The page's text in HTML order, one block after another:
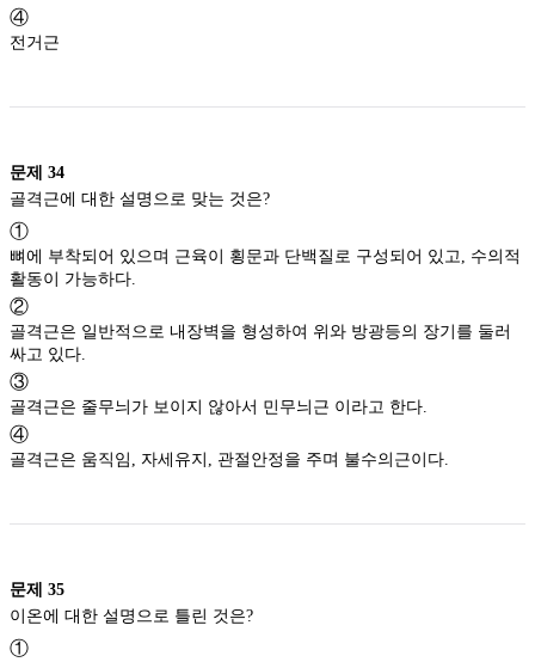
④
전거근
문제 34
①
뼈에 부착되어 있으며 근육이 횡문과 단백질로 구성되어 있고, 수의적
활동이 가능하다.
②
골격근은 일반적으로 내장벽을 형성하여 위와 방광등의 장기를 둘러
싸고 있다.
③
골격근은 줄무늬가 보이지 않아서 민무늬근 이라고 한다.
④
골격근은 움직임, 자세유지, 관절안정을 주며 불수의근이다.
문제 35
①